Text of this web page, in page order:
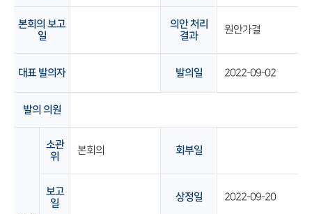
본회의 보고
일
의안 처리
결과
원안가결
대표 발의자 발의일 2022-09-02
발의 의원
소관
위
본회의 회부일
보고
일
상정일 2022-09-20